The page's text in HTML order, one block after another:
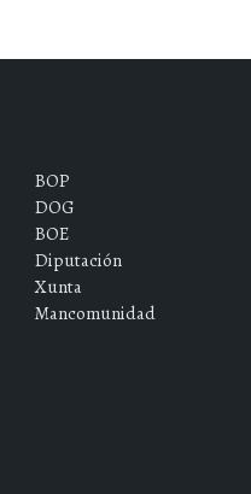
BOP
DOG
BOE
Diputación
Xunta
Mancomunidad